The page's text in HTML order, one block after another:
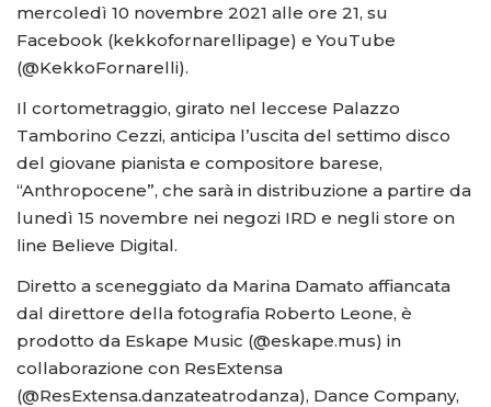
mercoledì 10 novembre 2021 alle ore 21, su
Facebook (kekkofornarellipage) e YouTube
(@KekkoFornarelli).
Il cortometraggio, girato nel leccese Palazzo
Tamborino Cezzi, anticipa l’uscita del settimo disco
del giovane pianista e compositore barese,
“Anthropocene”, che sarà in distribuzione a partire da
lunedì 15 novembre nei negozi IRD e negli store on
line Believe Digital.
Diretto a sceneggiato da Marina Damato affiancata
dal direttore della fotografia Roberto Leone, è
prodotto da Eskape Music (@eskape.mus) in
collaborazione con ResExtensa
(@ResExtensa.danzateatrodanza), Dance Company,